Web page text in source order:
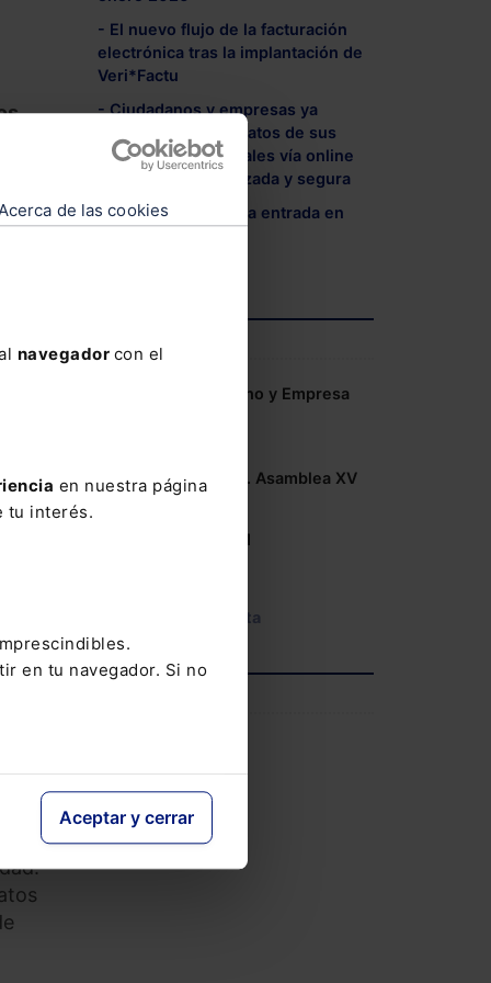
de las cookies
navegador con el
en nuestra página
tu interés.
en tu navegador. Si no
Aceptar y cerrar
el
- El nuevo flujo de la facturación
electrónica tras la implantación de
Veri*Factu
- Ciudadanos y empresas ya
pueden consultar datos de sus
documentos notariales vía online
de forma personalizada y segura
- Aplazamiento de la entrada en
Congreso IA Derecho y Empresa
Congreso COSITAL. Asamblea XV
V Congreso AECEM
Ver agenda completa